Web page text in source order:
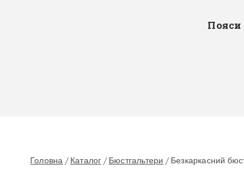
Головна / Каталог / Бюстгальтери / Безкаркасний